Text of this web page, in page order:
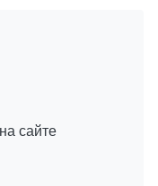
сайте